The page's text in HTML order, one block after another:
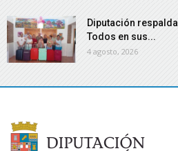
Diputación
Todos en sus...
4 agosto, 2026